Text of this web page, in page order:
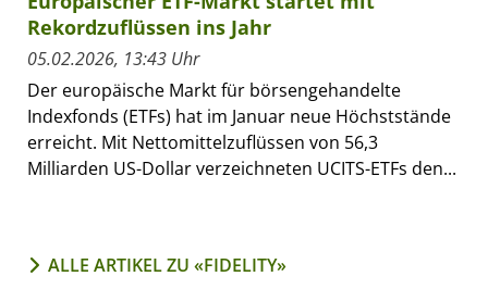
Rekordzuflüssen ins Jahr
05.02.2026, 13:43 Uhr
Der europäische Markt für börsengehandelte
Indexfonds (ETFs) hat im Januar neue Höchststände
erreicht. Mit Nettomittelzuflüssen von 56,3
Milliarden US-Dollar verzeichneten UCITS-ETFs den...
ALLE ARTIKEL ZU «FIDELITY»